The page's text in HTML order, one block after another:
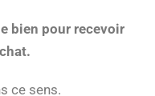
bien pour recevoir
ce sens.